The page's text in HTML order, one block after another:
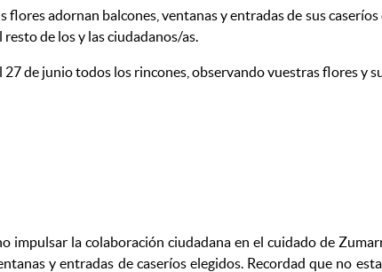
flores adornan balcones, ventanas y entradas de sus
de los y las ciudadanos/as.
de junio todos los rincones, observando vuestras flores y
impulsar la colaboración ciudadana en el cuidado de
y entradas de caseríos elegidos. Recordad que no